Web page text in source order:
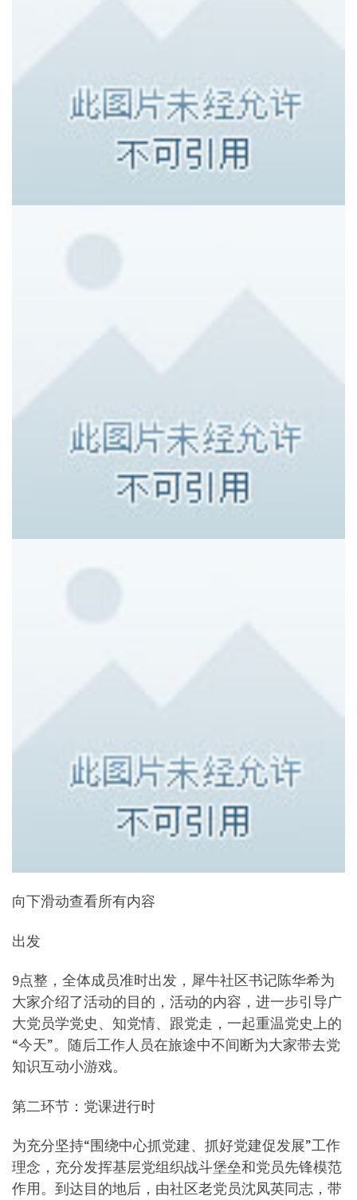
向下滑动查看所有内容
出发
9点整，全体成员准时出发，犀牛社区书记陈华希为
大家介绍了活动的目的，活动的内容，进一步引导广
大党员学党史、知党情、跟党走，一起重温党史上的
“今天”。随后工作人员在旅途中不间断为大家带去党
知识互动小游戏。
第二环节：党课进行时
为充分坚持“围绕中心抓党建、抓好党建促发展”工作
理念，充分发挥基层党组织战斗堡垒和党员先锋模范
作用。到达目的地后，由社区老党员沈凤英同志，带